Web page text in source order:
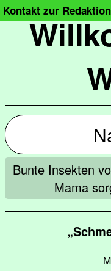
Kontakt zur
Bunte Insekten
Mama